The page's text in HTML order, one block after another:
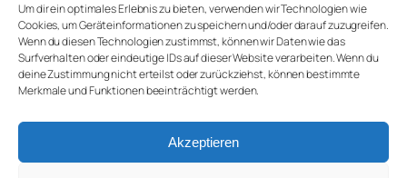
Um dir ein optimales Erlebnis zu bieten, verwenden wir Technologien wie
Cookies, um Geräteinformationen zu speichern und/oder darauf zuzugreifen.
Wenn du diesen Technologien zustimmst, können wir Daten wie das
Surfverhalten oder eindeutige IDs auf dieser Website verarbeiten. Wenn du
deine Zustimmung nicht erteilst oder zurückziehst, können bestimmte
Merkmale und Funktionen beeinträchtigt werden.
Akzeptieren
Finanzgeier.at
© 2022-2026